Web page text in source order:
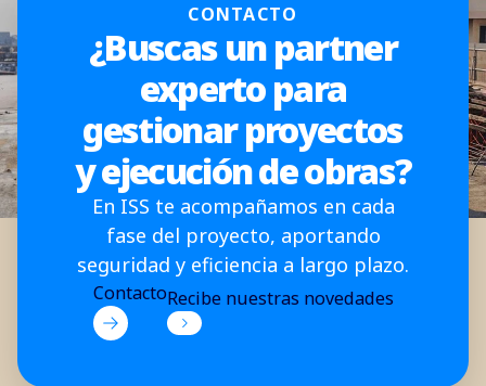
CONTACTO
¿Buscas un partner
experto para
gestionar proyectos
y ejecución de obras?
En ISS te acompañamos en cada
fase del proyecto, aportando
seguridad y eficiencia a largo plazo.
ContactoRecibe nuestras novedades